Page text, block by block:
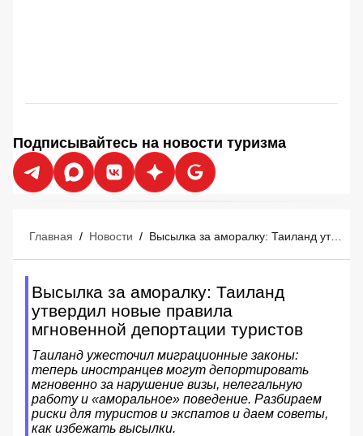
Подписывайтесь на новости туризма
Главная / Новости / Высылка за аморалку: Таиланд утвердил новые правила мгновенной депортации туристов
Высылка за аморалку: Таиланд
утвердил новые правила
мгновенной депортации туристов
Таиланд ужесточил миграционные законы:
теперь иностранцев могут депортировать
мгновенно за нарушение визы, нелегальную
работу и «аморальное» поведение. Разбираем
риски для туристов и экспатов и даем советы,
как избежать высылки.